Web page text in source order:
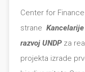
Center for
strane Kancelarije
razvoj UNDP za
projekta izrade